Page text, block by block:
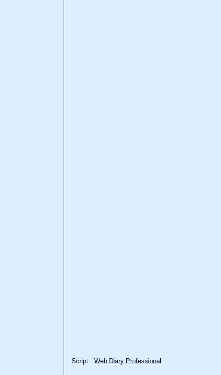
Script : Web Diary Professional